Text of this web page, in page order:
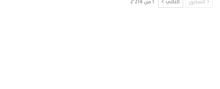
السابق التالي 1 من 2٬214